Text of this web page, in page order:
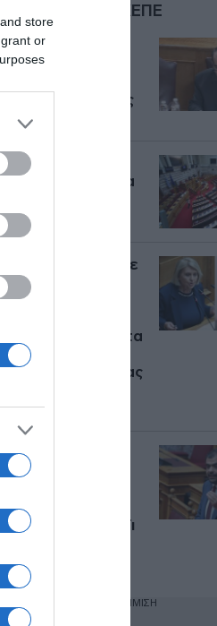
store
or
ΜΕ:ΟΠΕΚΕΠΕ
Σε δίκη ο
για το
Εξεταστική της
Τέσσερις
δίκες για
Δημοκρατίας
Βούλτεψη με
της
στον “αέρα”:
είχατε για τα
–
της Δεξίας
για
“9
άδικα
μανταλάκια” – Τι
ΔΕΘ
ΔΙΑΦΗΜΙΣΗ